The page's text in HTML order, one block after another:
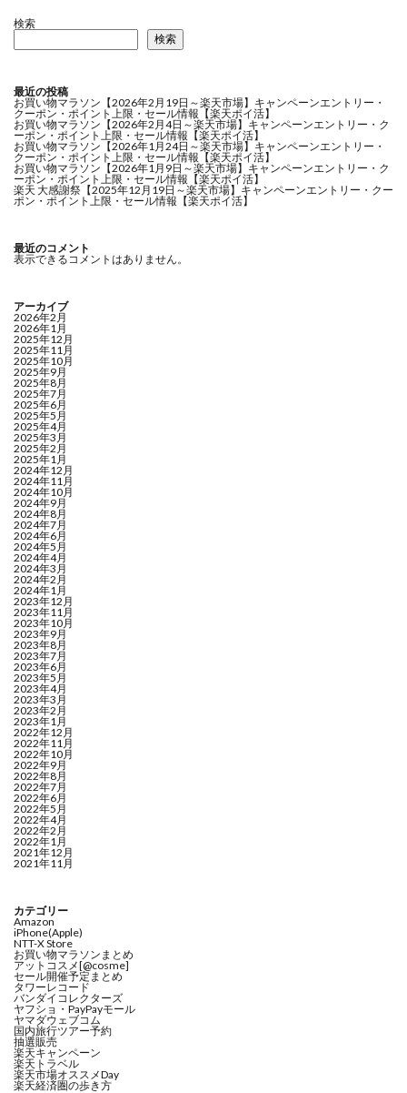
検索
検索
最近の投稿
お買い物マラソン【2026年2月19日～楽天市場】キャンペーンエントリー・
クーポン・ポイント上限・セール情報【楽天ポイ活】
お買い物マラソン【2026年2月4日～楽天市場】キャンペーンエントリー・ク
ーポン・ポイント上限・セール情報【楽天ポイ活】
お買い物マラソン【2026年1月24日～楽天市場】キャンペーンエントリー・
クーポン・ポイント上限・セール情報【楽天ポイ活】
お買い物マラソン【2026年1月9日～楽天市場】キャンペーンエントリー・ク
ーポン・ポイント上限・セール情報【楽天ポイ活】
楽天 大感謝祭【2025年12月19日～楽天市場】キャンペーンエントリー・クー
ポン・ポイント上限・セール情報【楽天ポイ活】
最近のコメント
表示できるコメントはありません。
アーカイブ
2026年2月
2026年1月
2025年12月
2025年11月
2025年10月
2025年9月
2025年8月
2025年7月
2025年6月
2025年5月
2025年4月
2025年3月
2025年2月
2025年1月
2024年12月
2024年11月
2024年10月
2024年9月
2024年8月
2024年7月
2024年6月
2024年5月
2024年4月
2024年3月
2024年2月
2024年1月
2023年12月
2023年11月
2023年10月
2023年9月
2023年8月
2023年7月
2023年6月
2023年5月
2023年4月
2023年3月
2023年2月
2023年1月
2022年12月
2022年11月
2022年10月
2022年9月
2022年8月
2022年7月
2022年6月
2022年5月
2022年4月
2022年2月
2022年1月
2021年12月
2021年11月
カテゴリー
Amazon
iPhone(Apple)
NTT-X Store
お買い物マラソンまとめ
アットコスメ[@cosme]
セール開催予定まとめ
タワーレコード
バンダイコレクターズ
ヤフショ・PayPayモール
ヤマダウェブコム
国内旅行ツアー予約
抽選販売
楽天キャンペーン
楽天トラベル
楽天市場オススメDay
楽天経済圏の歩き方